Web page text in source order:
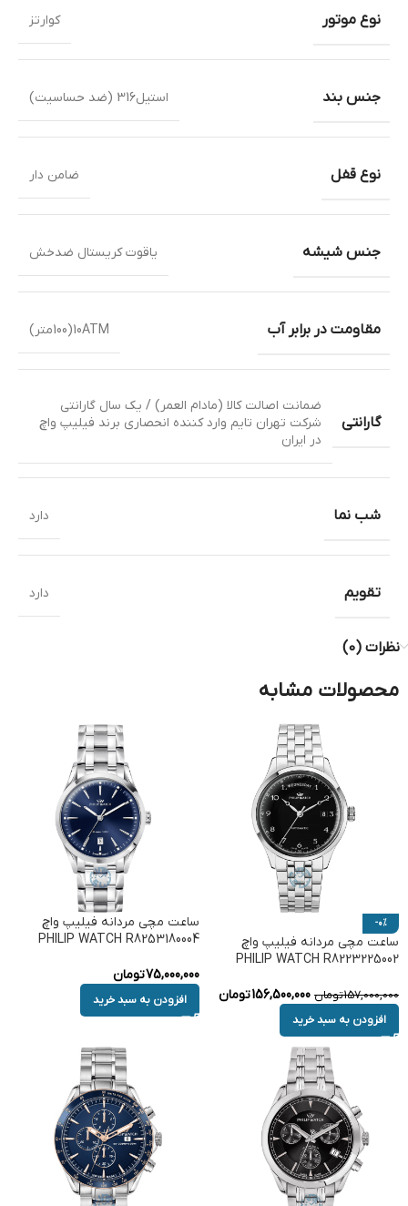
نوع موتور کوارتز
جنس بند استیل316 (ضد حساسیت)
نوع قفل ضامن دار
جنس شیشه یاقوت کریستال ضدخش
مقاومت در برابر آب 10ATM(100متر)
گارانتی
ضمانت اصالت کالا (مادام العمر) / یک سال گارانتی
شرکت تهران تایم وارد کننده انحصاری برند فیلیپ واچ
در ایران
شب نما دارد
تقویم دارد
نظرات (0)
محصولات مشابه
-0%
ساعت مچی مردانه فیلیپ واچ
PHILIP WATCH R8223225002
157,000,000تومان 156,500,000تومان
افزودن به سبد خرید
ساعت مچی مردانه فیلیپ واچ
PHILIP WATCH R8253180004
75,000,000تومان
افزودن به سبد خرید